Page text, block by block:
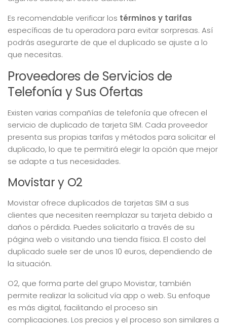
Es recomendable verificar los términos y tarifas
específicas de tu operadora para evitar sorpresas. Así
podrás asegurarte de que el duplicado se ajuste a lo
que necesitas.
Proveedores de Servicios de
Telefonía y Sus Ofertas
Existen varias compañías de telefonía que ofrecen el
servicio de duplicado de tarjeta SIM. Cada proveedor
presenta sus propias tarifas y métodos para solicitar el
duplicado, lo que te permitirá elegir la opción que mejor
se adapte a tus necesidades.
Movistar y O2
Movistar ofrece duplicados de tarjetas SIM a sus
clientes que necesiten reemplazar su tarjeta debido a
daños o pérdida. Puedes solicitarlo a través de su
página web o visitando una tienda física. El costo del
duplicado suele ser de unos 10 euros, dependiendo de
la situación.
O2, que forma parte del grupo Movistar, también
permite realizar la solicitud vía app o web. Su enfoque
es más digital, facilitando el proceso sin
complicaciones. Los precios y el proceso son similares a